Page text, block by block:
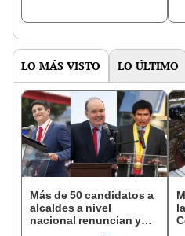
LO MÁS VISTO LO ÚLTIMO
Más de 50 candidatos a
alcaldes a nivel
nacional renuncian y